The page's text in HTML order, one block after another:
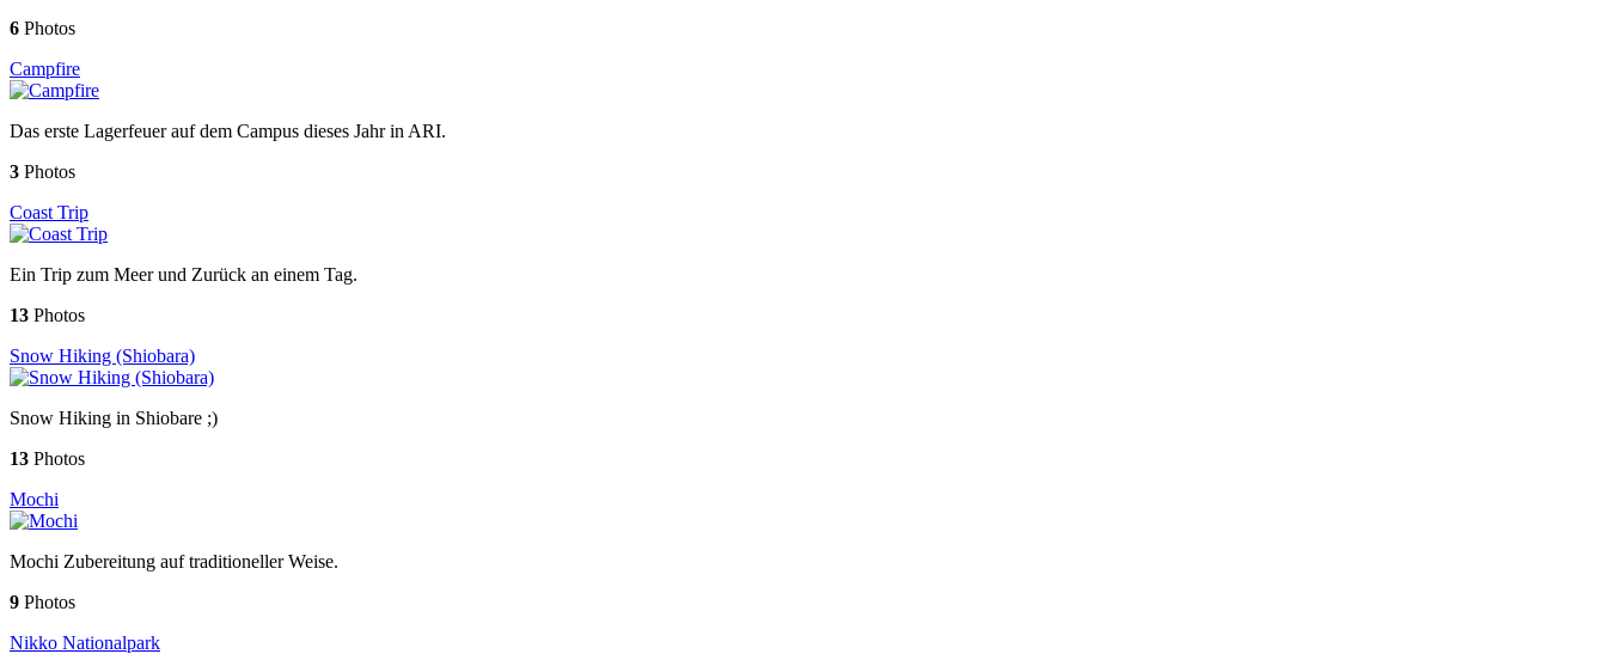
6 Photos
Campfire
Das erste Lagerfeuer auf dem Campus dieses Jahr in ARI.
3 Photos
Coast Trip
Ein Trip zum Meer und Zurück an einem Tag.
13 Photos
Snow Hiking (Shiobara)
Snow Hiking in Shiobare ;)
13 Photos
Mochi
Mochi Zubereitung auf traditioneller Weise.
9 Photos
Nikko Nationalpark